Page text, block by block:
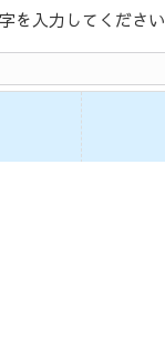
を入力してください